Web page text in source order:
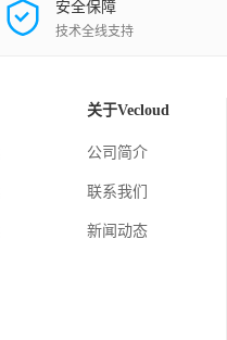
安全保障
技术全线支持
关于Vecloud
公司简介
联系我们
新闻动态